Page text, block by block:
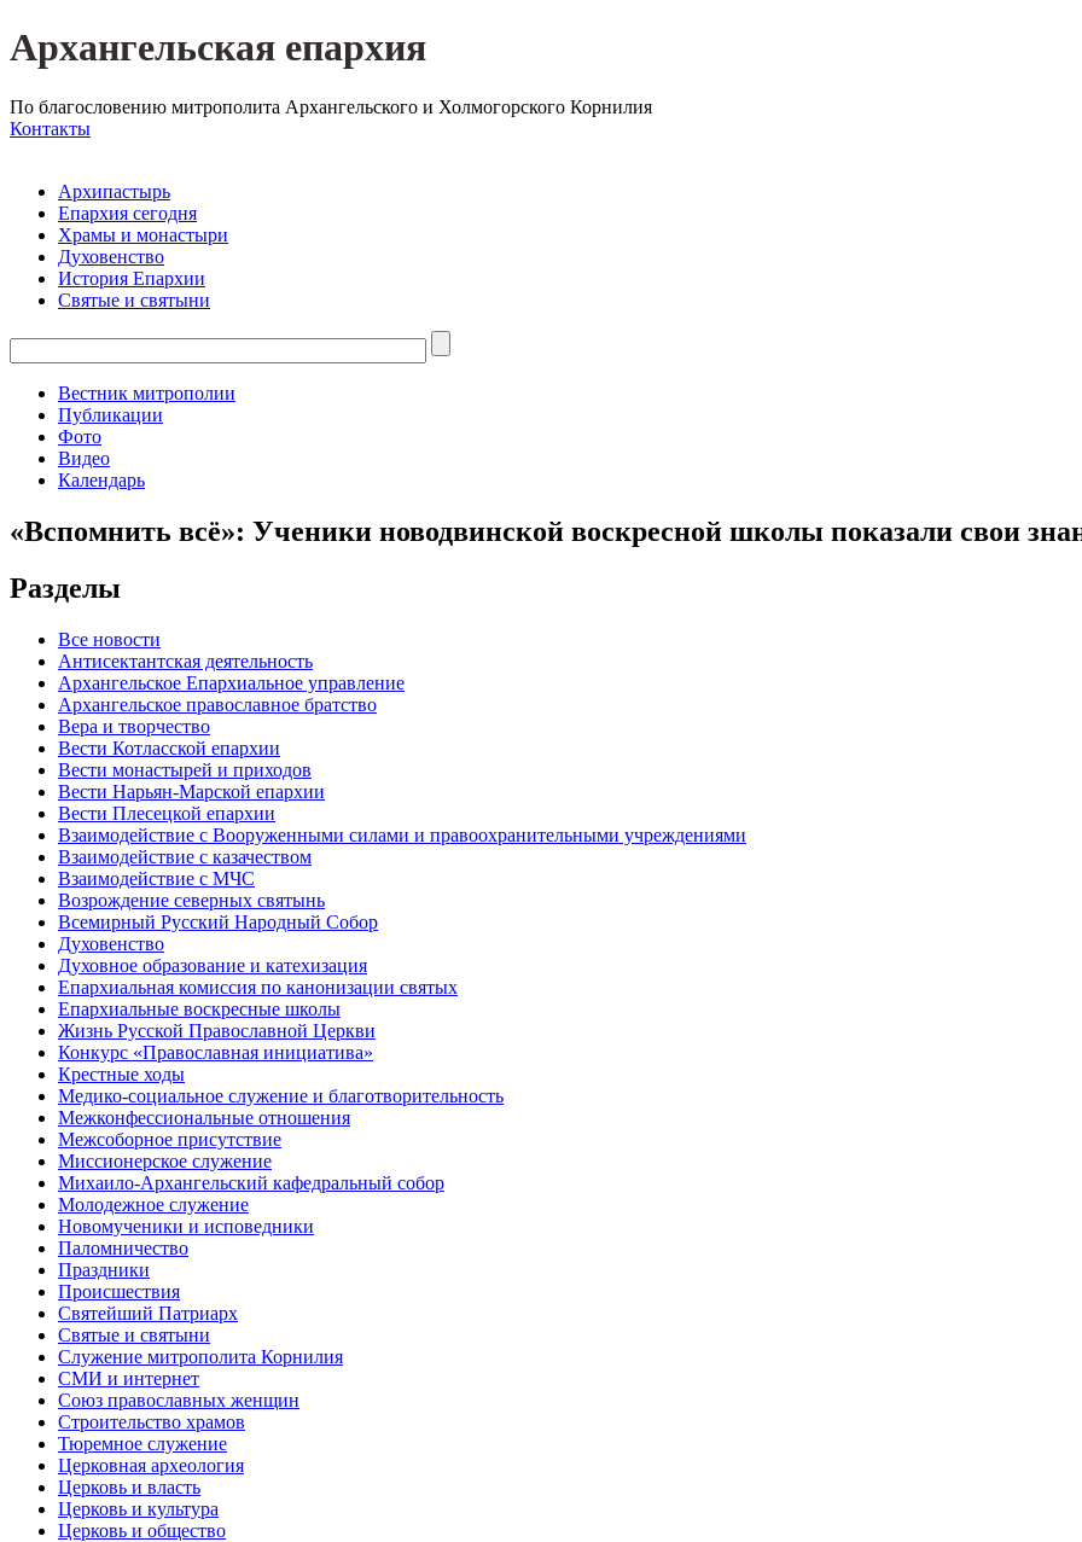
Архангельская епархия
По благословению митрополита Архангельского и Холмогорского Корнилия
Контакты
Архипастырь
Епархия сегодня
Храмы и монастыри
Духовенство
История Епархии
Святые и святыни
Вестник митрополии
Публикации
Фото
Видео
Календарь
«Вспомнить всё»: Ученики новодвинской воскресной школы показали свои
Разделы
Все новости
Антисектантская деятельность
Архангельское Епархиальное управление
Архангельское православное братство
Вера и творчество
Вести Котласской епархии
Вести монастырей и приходов
Вести Нарьян-Марской епархии
Вести Плесецкой епархии
Взаимодействие с Вооруженными силами и правоохранительными учреждениями
Взаимодействие с казачеством
Взаимодействие с МЧС
Возрождение северных святынь
Всемирный Русский Народный Собор
Духовенство
Духовное образование и катехизация
Епархиальная комиссия по канонизации святых
Епархиальные воскресные школы
Жизнь Русской Православной Церкви
Конкурс «Православная инициатива»
Крестные ходы
Медико-социальное служение и благотворительность
Межконфессиональные отношения
Межсоборное присутствие
Миссионерское служение
Михаило-Архангельский кафедральный собор
Молодежное служение
Новомученики и исповедники
Паломничество
Праздники
Происшествия
Святейший Патриарх
Святые и святыни
Служение митрополита Корнилия
СМИ и интернет
Союз православных женщин
Строительство храмов
Тюремное служение
Церковная археология
Церковь и власть
Церковь и культура
Церковь и общество